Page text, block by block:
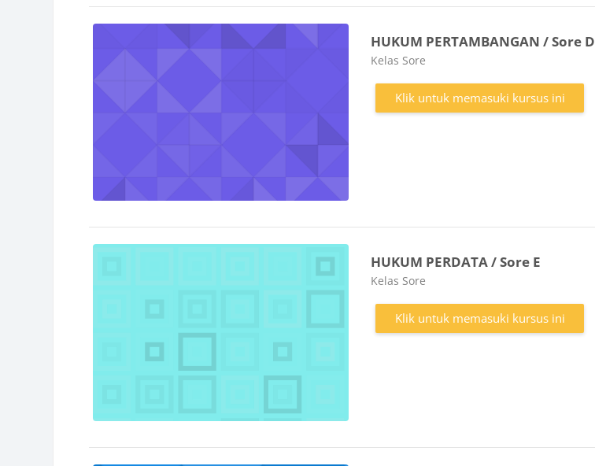
HUKUM PERTAMBANGAN / Sore D
Kategori kursus
Kelas Sore
Klik untuk memasuki kursus ini
HUKUM PERDATA / Sore E
Kategori kursus
Kelas Sore
Klik untuk memasuki kursus ini